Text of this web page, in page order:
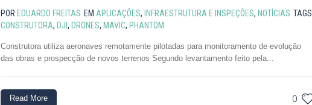
POR EDUARDO FREITAS EM APLICAÇÕES, INFRAESTRUTURA E INSPEÇÕES, NOTÍCIAS TAGS
CONSTRUTORA, DJI , DRONES, MAVIC, PHANTOM
Construtora utiliza aeronaves remotamente pilotadas para monitoramento de evolução
das obras e prospecção de novos terrenos Segundo levantamento feito pela...
0
Read More